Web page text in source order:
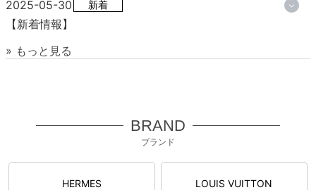
2025-05-30 新着
【新着情報】
» もっと見る
BRAND
ブランド
HERMES LOUIS VUITTON